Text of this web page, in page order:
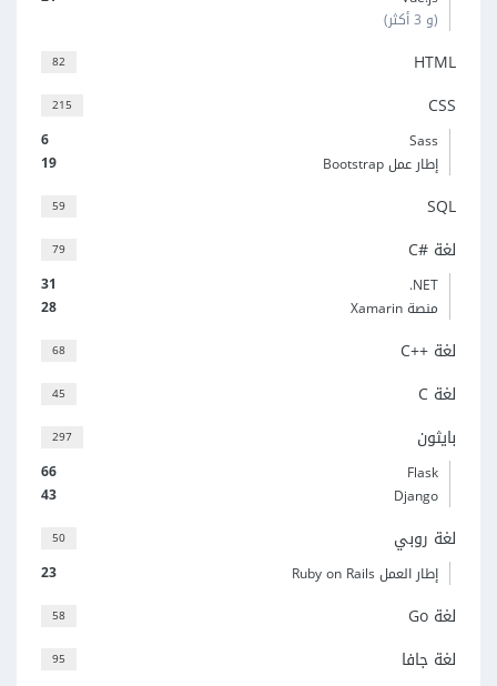
(و 3 أكثر)
82 HTML
215 CSS
6
Sass
19
إطار عمل Bootstrap
59 SQL
79 لغة C#‎
31
‎.NET
28
منصة Xamarin
68 لغة C++‎
45 لغة C
297 بايثون
66
Flask
43
Django
50 لغة روبي
23 إطار العمل Ruby on Rails
58 لغة Go
95 لغة جافا